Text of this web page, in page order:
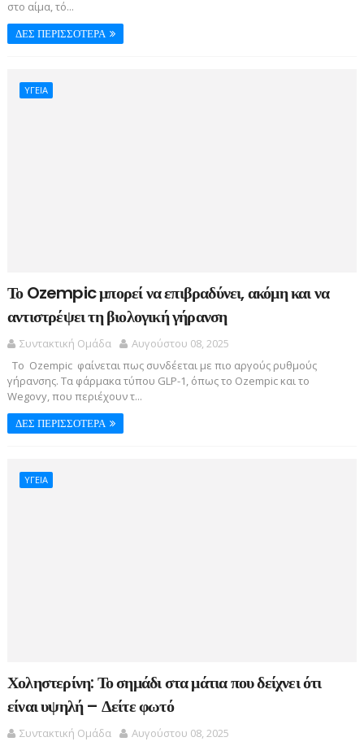
στο αίμα, τό...
ΔΕΣ ΠΕΡΙΣΣΟΤΕΡΑ
ΥΓΕΙΑ
Το Ozempic μπορεί να επιβραδύνει, ακόμη και να
αντιστρέψει τη βιολογική γήρανση
Συντακτική Ομάδα
Αυγούστου 08, 2025
Το Ozempic φαίνεται πως συνδέεται με πιο αργούς ρυθμούς
γήρανσης. Τα φάρμακα τύπου GLP-1, όπως το Ozempic και το
Wegovy, που περιέχουν τ...
ΔΕΣ ΠΕΡΙΣΣΟΤΕΡΑ
ΥΓΕΙΑ
Χοληστερίνη: Το σημάδι στα μάτια που δείχνει ότι
είναι υψηλή – Δείτε φωτό
Συντακτική Ομάδα
Αυγούστου 08, 2025